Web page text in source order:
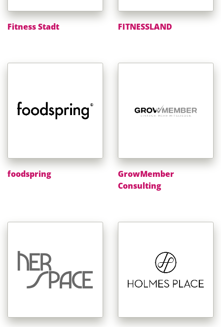
Fitness Stadt FITNESSLAND
foodspring
GrowMember
Consulting